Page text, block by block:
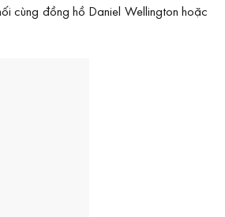
cùng đồng hồ Daniel Wellington hoặc